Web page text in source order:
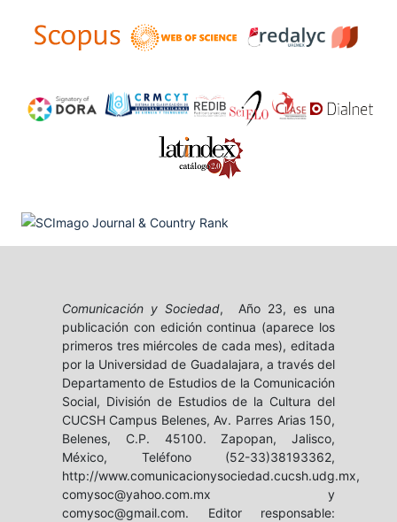
Comunicación y Sociedad, Año 23, es una
publicación con edición continua (aparece los
primeros tres miércoles de cada mes), editada
por la Universidad de Guadalajara, a través del
Departamento de Estudios de la Comunicación
Social, División de Estudios de la Cultura del
CUCSH Campus Belenes, Av. Parres Arias 150,
Belenes, C.P. 45100. Zapopan, Jalisco,
México, Teléfono (52-33)38193362,
http://www.comunicacionysociedad.cucsh.udg.mx,
comysoc@yahoo.com.mx y
comysoc@gmail.com. Editor responsable: